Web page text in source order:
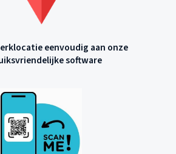
eenvoudig aan onze
software